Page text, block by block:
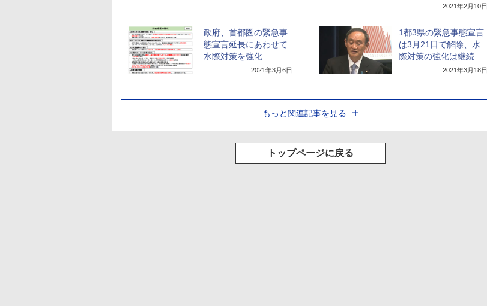
2021年2月10日
政府、首都圏の緊急事
態宣言延長にあわせて
水際対策を強化
2021年3月6日
1都3県の緊急事態宣言
は3月21日で解除、水
際対策の強化は継続
2021年3月18日
もっと関連記事を見る
トップページに戻る